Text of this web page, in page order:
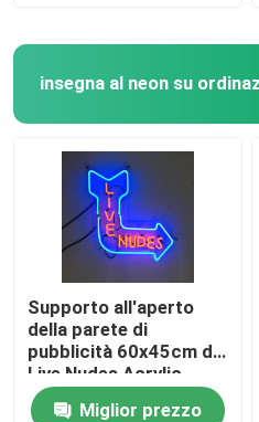
insegna al neon su
Supporto all'aperto
della parete di
pubblicità 60x45cm di
Live Nudes Acrylic
Neon Sign
Miglior prezzo